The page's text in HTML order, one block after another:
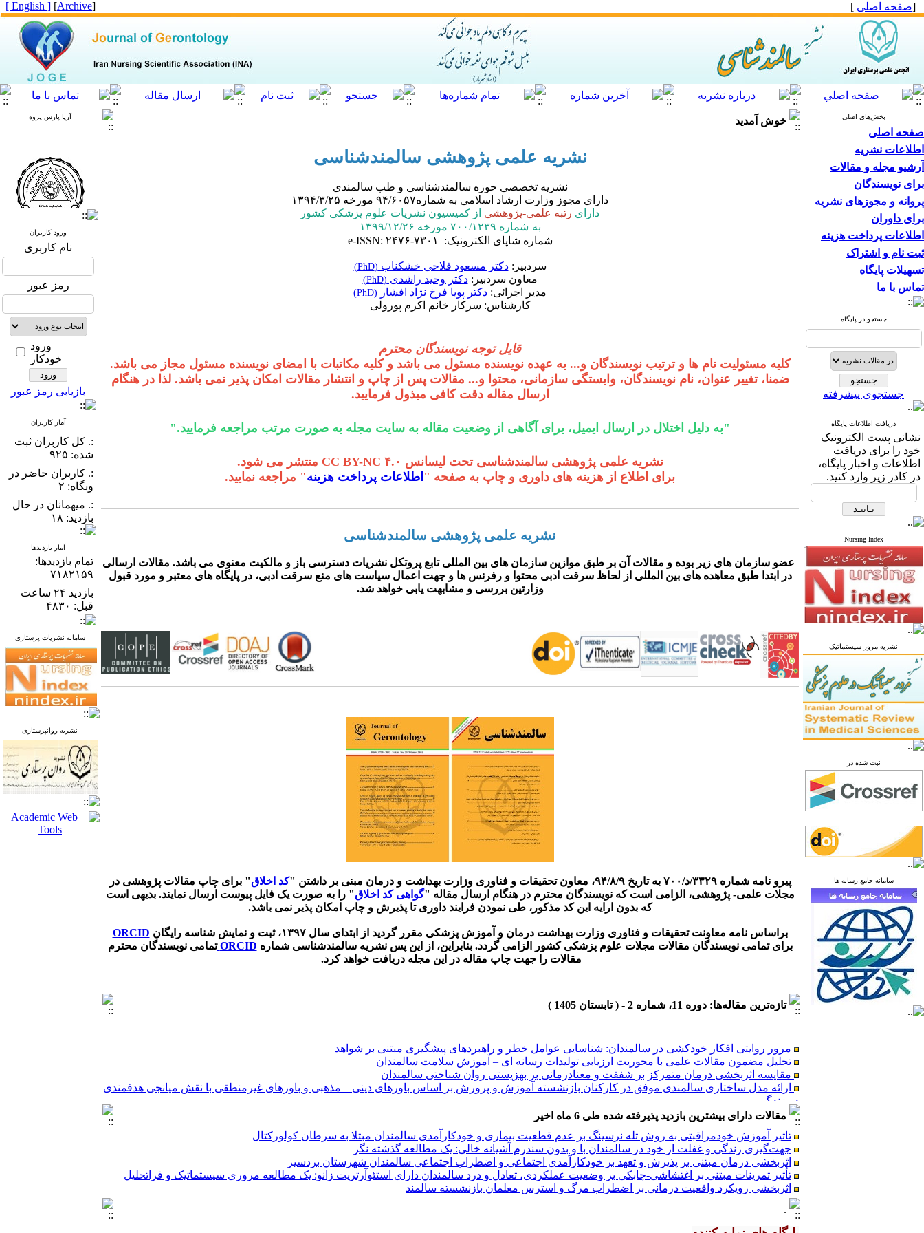
[صفحه اصلی ]
[
Archive
]
[ English ]
بخش‌های اصلی
صفحه اصلی
اطلاعات نشریه
آرشیو مجله و مقالات
برای نویسندگان
پروانه و مجوزهای نشریه
برای داوران
اطلاعات پرداخت هزینه
ثبت نام و اشتراک
تسهیلات پایگاه
تماس با ما
جستجو در پایگاه
جستجوی پیشرفته
دریافت اطلاعات پایگاه
نشانی پست الكترونیک
خود را برای دریافت
اطلاعات و اخبار پایگاه،
در كادر زیر وارد كنید.
Nursing Index
نشریه مرور سیستماتیک
ثبت شده در
سامانه جامع رسانه ها
خوش آمدید
نشریه علمی پژوهشی سالمندشناسی
نشریه تخصصی حوزه سالمندشناسی و طب سالمندی
دارای مجوز وزارت ارشاد اسلامی به شماره۹۴/۶۰۵۷ مورخه ۱۳۹۴/۳/۲۵
دارای رتبه علمی-پژوهشی از کمیسیون نشریات علوم پزشکی کشور
به شماره ۷۰۰/۱۲۳۹ مورخه ۱۳۹۹/۱۲/۲۶
شماره شاپای الکترونیک: e-ISSN: ۲۴۷۶-۷۳۰۱
سردبیر:دکتر مسعود فلاحی خشکناب (PhD)
معاون سردبیر:دکتر وحید راشدی (PhD)
مدیر اجرائی: دکتر پویا فرخ نژاد افشار (PhD)
کارشناس: سرکار خانم اکرم پورولی
قایل توجه نویسندگان محترم
کلیه مسئولیت نام ها و ترتیب نویسندگان و... به عهده نویسنده مسئول می باشد و کلیه مکاتبات با امضای نویسنده مسئول مجاز می باشد.
ضمنا، تغییر عنوان، نام نویسندگان، وابستگی سازمانی، محتوا و... مقالات پس از چاپ و انتشار مقالات امکان پذیر نمی باشد. لذا در هنگام
ارسال مقاله دقت کافی مبذول فرمایید.
"به دلیل اختلال در ارسال ایمیل، برای آگاهی از وضعیت مقاله به سایت مجله به صورت مرتب مراجعه فرمایید."
نشریه علمی پژوهشی سالمندشناسی تحت لیسانس CC BY-NC ۴.۰ منتشر می شود.
برای اطلاع از هزینه های داوری و چاپ به صفحه " اطلاعات پرداخت هزینه" مراجعه نمایید.
نشریه علمی پژوهشی سالمندشناسی
عضو سازمان های زیر بوده و مقالات آن بر طبق موازین سازمان های بین المللی تابع پروتکل نشریات دسترسی باز و مالکیت معنوی می باشد. مقالات ارسالی
در ابتدا طبق معاهده های بین المللی از لحاظ سرقت ادبی محتوا و رفرنس ها و جهت اعمال سیاست های منع سرقت ادبی، در پایگاه های معتبر و مورد قبول
وزارتین بررسی و مشابهت یابی خواهد شد.
پیرو نامه شماره ۳۳۲۹/د/۷۰۰ به تاریخ ۹۴/۸/۹، معاون تحقیقات و فناوری وزارت بهداشت و درمان مبنی بر داشتن " کد اخلاق" برای چاپ مقالات پژوهشی در
مجلات علمی- پژوهشی، الزامی است که نویسندگان محترم در هنگام ارسال مقاله "گواهی کد اخلاق" را به صورت یک فایل پیوست ارسال نمایند. بدیهی است
که بدون ارایه این کد مذکور، طی نمودن فرایند داوری تا پذیرش و چاپ امکان پذیر نمی باشد.
براساس نامه معاونت تحقیقات و فناوری وزارت بهداشت درمان و آموزش پزشکی مقرر گردید از ابتدای سال ۱۳۹۷، ثبت و نمایش شناسه رایگان
ORCID
برای تمامی نویسندگان مقالات مجلات علوم پزشکی کشور الزامی گردد. بنابراین، از این پس نشریه سالمندشناسی شماره ORCID تمامی نویسندگان محترم
مقالات را جهت چاپ مقاله در این مجله دریافت خواهد کرد.
تازه‌ترین مقاله‌ها: دوره 11، شماره 2 - ( تابستان 1405 )
مرور روایتی افکار خودکشی در سالمندان: شناسایی عوامل خطر و راهبردهای پیشگیری مبتنی بر شواهد
تحلیل مضمون مقالات علمی با محوریت ارزیابی تولیدات رسانه ای – آموزش سلامت سالمندان
مقایسه اثربخشی درمان متمرکز بر شفقت و معنادرمانی بر بهزیستی روان شناختی سالمندان
ارائه مدل ساختاری سالمندی موفق در کارکنان بازنشسته آموزش و پرورش بر اساس باورهای دینی – مذهبی و باورهای غیرمنطقی با نقش میانجی هدفمندی
در زندگی
مقایسه اثربخشی معنا درمانی و روایت درمانی گروهی بر احساس تنهایی و اضطراب مرگ زنان سالمند
بررسی اثربخشی آموزش بر پیشگیری از سالمند آزاری در سالمندان شهر تهران
ارتباط شادکامی و اعتماد به نفس با سلامت معنوی در سالمندان شهر گناباد
بررسی رابطه بین دوسوگرایی در ابراز هیجان و بازداری رفتاری با شدت اضطراب در سالمندان دارای اختلالات اضطرابی
تاثیر مداخلات تمرینات تعادلی بر تعادل ایستا، تعادل پویا و پیشگیری از سقوط در سالمندان: یک مطالعه مروری سیستماتیک
مقالات دارای بیشترین بازدید پذیرفته شده طی 6 ماه اخیر
تاثیر آموزش خودمراقبتی به روش تله نرسینگ بر عدم قطعیت بیماری و خودکارآمدی سالمندان مبتلا به سرطان کولورکتال
جهت‌گیری زندگی و غفلت از خود در سالمندان با و بدون سندرم آشیانه خالی: یک مطالعه گذشته نگر
اثربخشی درمان مبتنی بر پذیرش و تعهد بر خودکارآمدی اجتماعی و اضطراب اجتماعی سالمندان شهرستان بردسیر
تأثیر تمرینات مبتنی بر اغتشاشی-چابکی بر وضعیت عملکردی، تعادل و درد سالمندان دارای استئوآرتریت زانو: یک مطالعه مروری سیستماتیک و فراتحلیل
اثربخشی رویکرد واقعیت درمانی بر اضطراب مرگ و استرس معلمان بازنشسته سالمند
.
آریا پارس پژوه
ورود کاربران
نام کاربری
رمز عبور
ورود
خودکار
بازیابی رمز عبور
آمار کاربران
:. کل کاربران ثبت
شده: ۹۲۵
:. کاربران حاضر در
وبگاه: ۲
:. میهمانان در حال
بازدید: ۱۸
آمار بازدیدها
تمام بازدید‌ها:
۷۱۸۲۱۵۹
بازدید ۲۴ ساعت
قبل: ۴۸۳۰
سامانه نشریات پرستاری
نشریه روانپرستاری